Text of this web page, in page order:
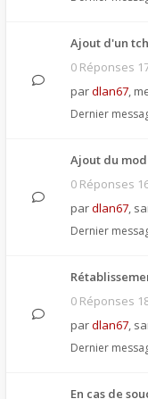
Ajout d'un
0 Réponses
pardlan67,
Dernier
Ajout du
0 Réponses
pardlan67,
Dernier
0 Réponses
pardlan67,
Dernier
En cas de